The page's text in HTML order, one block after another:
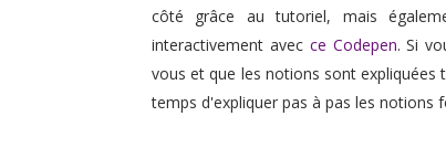
côté grâce au tutoriel, mais
interactivement avec ce Codepen. Si
vous et que les notions sont
temps d'expliquer pas à pas les notions